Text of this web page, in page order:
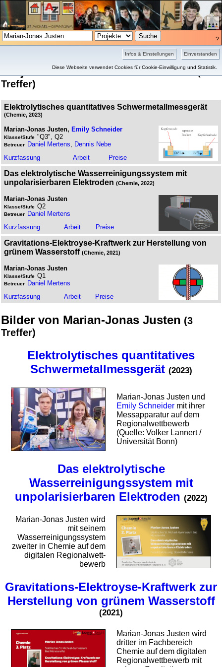
Einverstanden
Infos & Einstellungen
Diese Webseite verwendet Cookies für Cookie-Einwilligung und Statistik.
?
Projekte von Marian-Jonas Justen(3
Treffer)
Elektrolytisches quantitatives Schwermetallmessgerät
(Chemie, 2023)
Marian-Jonas Justen, Emily Schneider
Klasse/Stufe "Q3", Q2
Betreuer Daniel Mertens
Dennis Nebe
Kurz­fassung
Arbeit Preise
Das elektrolytische Wasserreinigungssystem mit
unpolarisierbaren Elektroden (Chemie, 2022)
Marian-Jonas Justen
Klasse/Stufe Q2
Betreuer
Daniel Mertens
Kurz­fassung
Arbeit Preise
Gravitations-Elektroyse-Kraftwerk zur Herstellung von
grünem Wasserstoff (Chemie, 2021)
Marian-Jonas Justen
Klasse/Stufe Q1
Betreuer
Daniel Mertens
Kurz­fassung
Arbeit Preise
Bilder von Marian-Jonas Justen (3
Treffer)
Elektrolytisches quantitatives
Schwermetallmessgerät (2023)
Marian-Jonas Justen und
Emily Schneider mit ihrer
Messapparatur auf dem
Regional­wett­bewerb
(Quelle: Volker Lannert /
Universität Bonn)
Das elektrolytische
Wasserreinigungssystem mit
unpolarisierbaren Elektroden (2022)
Marian-Jonas Justen wird
mit seinem
Wasserreinigungssystem
zweiter in Chemie auf dem
digitalen Regional­wett­
bewerb
Gravitations-Elektroyse-Kraftwerk zur
Herstellung von grünem Wasserstoff
(2021)
Marian-Jonas Justen wird
dritter im Fachbereich
Chemie auf dem digitalen
Regional­wett­bewerb mit
Projekte Bilder